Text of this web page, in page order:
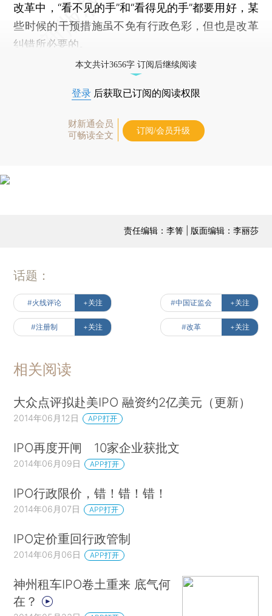
改革中，“看不见的手”和“看得见的手”都要用好，某
些时候的干预措施虽不免有行政色彩，但也是改革
纠错所必要的。
本文共计3656字 订阅后继续阅读
登录 后获取已订阅的阅读权限
财新通会员
可畅读全文
订阅/会员升级
责任编辑：李箐 | 版面编辑：李丽莎
话题：
#火线评论 +关注 #中国证监会 +关注
#注册制 +关注 #改革 +关注
相关阅读
大众点评拟赴美IPO 融资约2亿美元（更新）
2014年06月12日 APP打开
IPO再度开闸 10家企业获批文
2014年06月09日 APP打开
IPO行政限价，错！错！错！
2014年06月07日 APP打开
IPO定价重回行政管制
2014年06月06日 APP打开
神州租车IPO卷土重来 底气何
在？